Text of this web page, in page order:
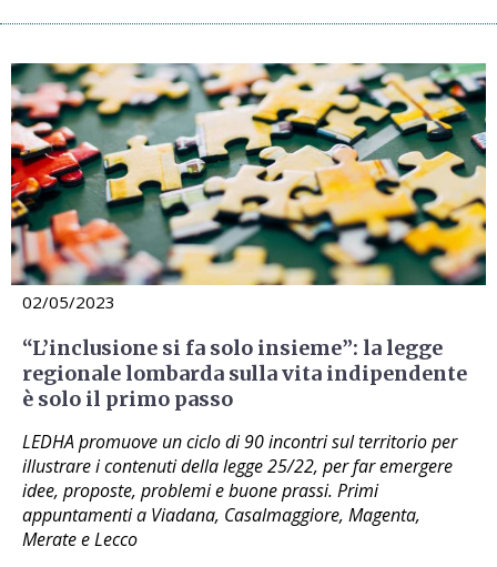
Archivio notizie
02/05/2023
“L’inclusione si fa solo insieme”: la legge
regionale lombarda sulla vita indipendente
è solo il primo passo
LEDHA promuove un ciclo di 90 incontri sul territorio per
illustrare i contenuti della legge 25/22, per far emergere
idee, proposte, problemi e buone prassi. Primi
appuntamenti a Viadana, Casalmaggiore, Magenta,
Merate e Lecco